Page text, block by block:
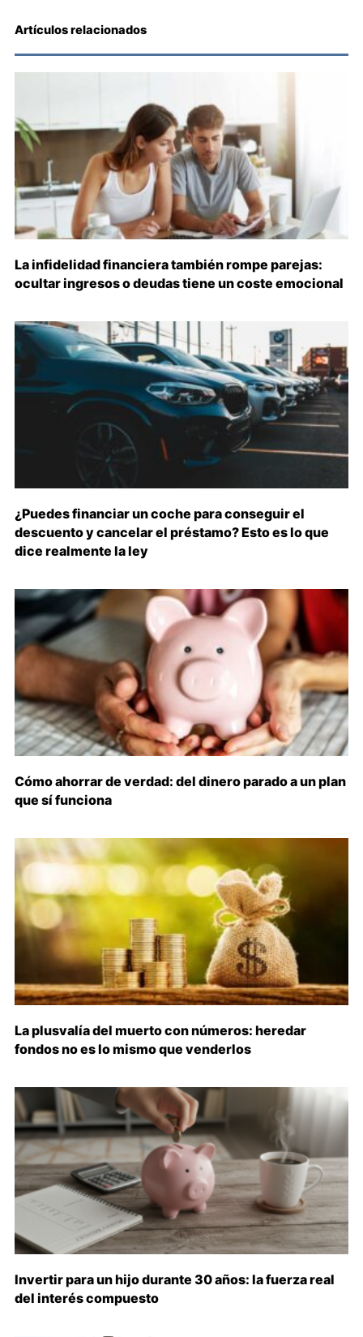
Artículos relacionados
La infidelidad financiera también rompe parejas:
ocultar ingresos o deudas tiene un coste emocional
¿Puedes financiar un coche para conseguir el
descuento y cancelar el préstamo? Esto es lo que
dice realmente la ley
Cómo ahorrar de verdad: del dinero parado a un plan
que sí funciona
La plusvalía del muerto con números: heredar
fondos no es lo mismo que venderlos
Invertir para un hijo durante 30 años: la fuerza real
del interés compuesto